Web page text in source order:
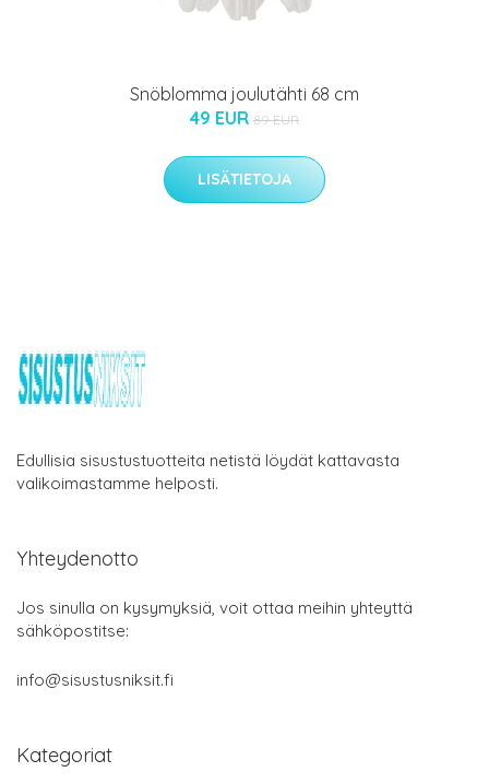
Snöblomma joulutähti 68 cm
49 EUR 89 EUR
LISÄTIETOJA
Edullisia sisustustuotteita netistä löydät kattavasta
valikoimastamme helposti.
Yhteydenotto
Jos sinulla on kysymyksiä, voit ottaa meihin yhteyttä
sähköpostitse:
info@sisustusniksit.fi
Kategoriat